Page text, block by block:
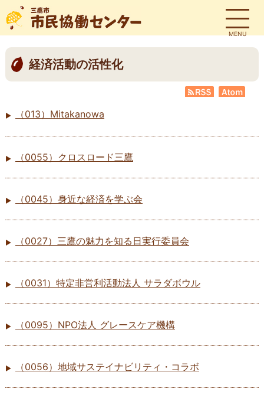
MENU
経済活動の活性化
（013）Mitakanowa
（0055）クロスロード三鷹
（0045）身近な経済を学ぶ会
（0027）三鷹の魅力を知る日実行委員会
（0031）特定非営利活動法人 サラダボウル
（0095）NPO法人 グレースケア機構
（0056）地域サステイナビリティ・コラボ